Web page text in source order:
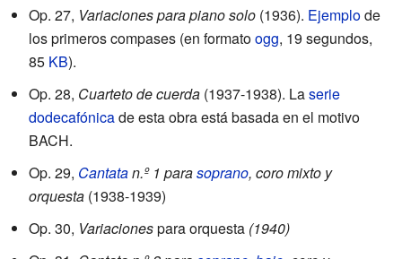
Op. 27, Variaciones para piano solo (1936). Ejemplode
los primeros compases (en formatoogg, 19 segundos,
85 KB).
Op. 28, Cuarteto de cuerda (1937-1938). Laserie
dodecafónicade esta obra está basada en el motivo
BACH.
Op. 29, Cantatan.º 1 parasoprano, coro mixto y
orquesta (1938-1939)
Op. 30, Variacionespara orquesta (1940)